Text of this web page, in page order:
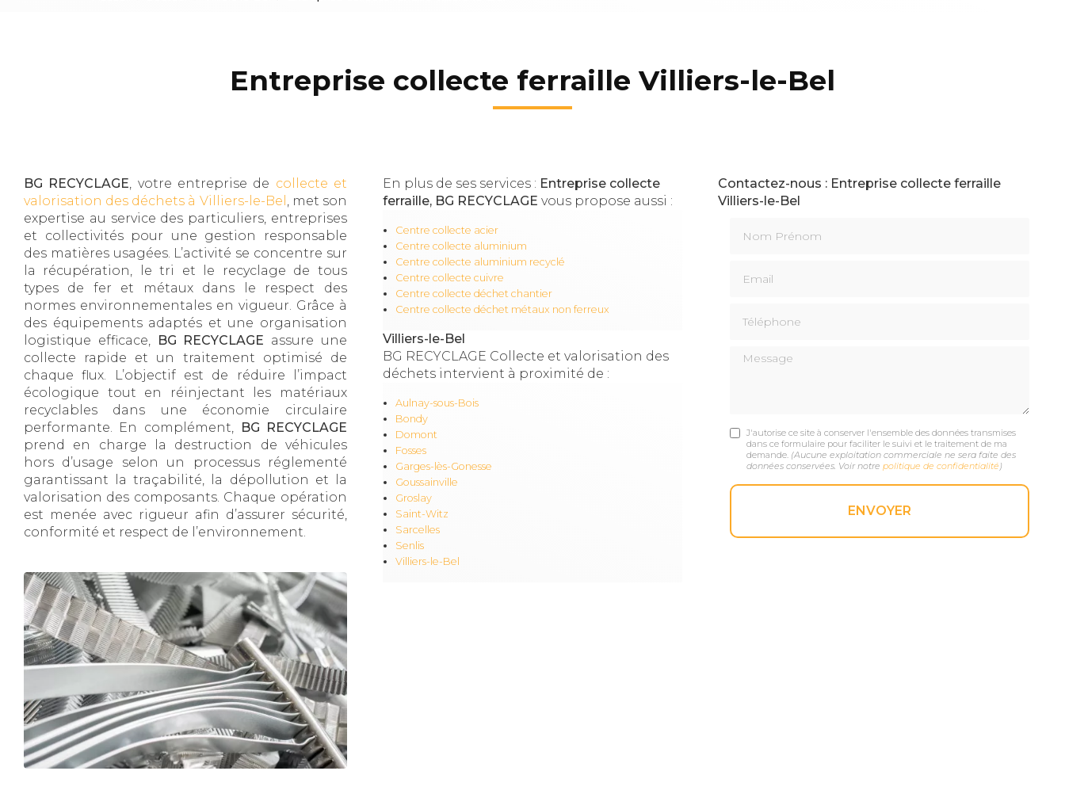
Entreprise collecte ferraille Villiers-le-Bel
BG RECYCLAGE, votre entreprise de collecte et
valorisation des déchets à Villiers-le-Bel , met son
expertise au service des particuliers, entreprises
et collectivités pour une gestion responsable
des matières usagées. L’activité se concentre sur
la récupération, le tri et le recyclage de tous
types de fer et métaux dans le respect des
normes environnementales en vigueur. Grâce à
des équipements adaptés et une organisation
logistique efficace,
BG RECYCLAGE assure une
collecte rapide et un traitement optimisé de
chaque flux. L’objectif est de réduire l’impact
écologique tout en réinjectant les matériaux
recyclables dans une économie circulaire
performante. En complément,
BG RECYCLAGE
prend en charge la destruction de véhicules
hors d’usage selon un processus réglementé
garantissant la traçabilité, la dépollution et la
valorisation des composants. Chaque opération
est menée avec rigueur afin d’assurer sécurité,
conformité et respect de l’environnement.
En plus de ses services : Entreprise collecte
ferraille, BG RECYCLAGE vous propose aussi :
Centre collecte acier
Centre collecte aluminium
Centre collecte aluminium recyclé
Centre collecte cuivre
Centre collecte déchet chantier
Centre collecte déchet métaux non ferreux
Villiers-le-Bel
BG RECYCLAGE Collecte et valorisation des
déchets intervient à proximité de :
Aulnay-sous-Bois
Bondy
Domont
Fosses
Garges-lès-Gonesse
Goussainville
Groslay
Saint-Witz
Sarcelles
Senlis
Villiers-le-Bel
Contactez-nous : Entreprise collecte ferraille
Villiers-le-Bel
Message
J'autorise ce site à conserver l'ensemble des données transmises
dans ce formulaire pour faciliter le suivi et le traitement de ma
demande. (Aucune exploitation commerciale ne sera faite des
données conservées. Voir notre politique de confidentialité )